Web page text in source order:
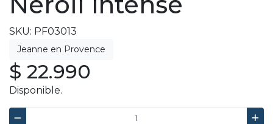
SKU: PF03013
$ 22.990
Disponible.